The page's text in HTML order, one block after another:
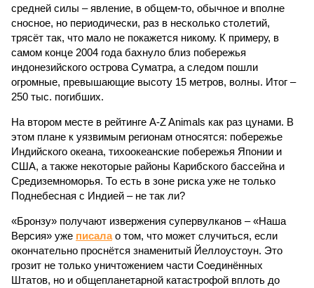
средней силы – явление, в общем-то, обычное и вполне
сносное, но периодически, раз в несколько столетий,
трясёт так, что мало не покажется никому. К примеру, в
самом конце 2004 года бахнуло близ побережья
индонезийского острова Суматра, а следом пошли
огромные, превышающие высоту 15 метров, волны. Итог –
250 тыс. погибших.
На втором месте в рейтинге A-Z Animals как раз цунами. В
этом плане к уязвимым регионам относятся: побережье
Индийского океана, тихо­океанские побережья Японии и
США, а также некоторые районы Карибского бассейна и
Средиземноморья. То есть в зоне риска уже не только
Поднебесная с Индией – не так ли?
«Бронзу» получают извержения супервулканов – «Наша
Версия» уже писалао том, что может случиться, если
окончательно проснётся знаменитый Йеллоустоун. Это
грозит не только уничтожением части Соединённых
Штатов, но и общепланетарной катастрофой вплоть до